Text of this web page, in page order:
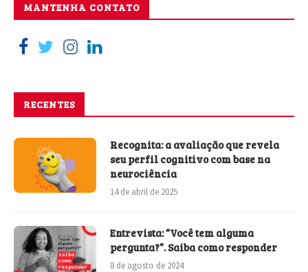
MANTENHA CONTATO
RECENTES
Recognita: a avaliação que revela
seu perfil cognitivo com base na
neurociência
14 de abril de 2025
Entrevista: “Você tem alguma
pergunta?”. Saiba como responder
8 de agosto de 2024